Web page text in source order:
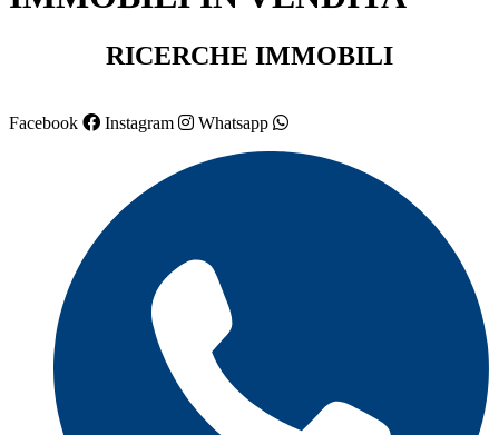
RICERCHE IMMOBILI
Facebook Instagram Whatsapp